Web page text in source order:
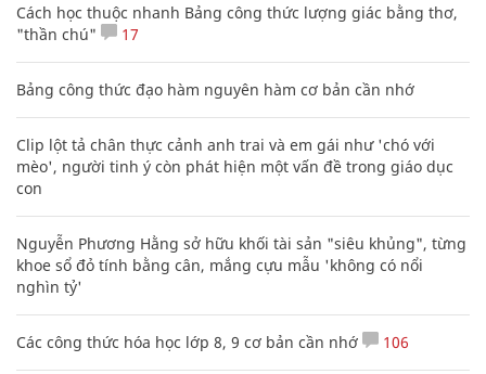
Cách học thuộc nhanh Bảng công thức lượng giác bằng thơ,
"thần chú"
17
Bảng công thức đạo hàm nguyên hàm cơ bản cần nhớ
Clip lột tả chân thực cảnh anh trai và em gái như 'chó với
mèo', người tinh ý còn phát hiện một vấn đề trong giáo dục
con
Nguyễn Phương Hằng sở hữu khối tài sản "siêu khủng", từng
khoe sổ đỏ tính bằng cân, mắng cựu mẫu 'không có nổi
nghìn tỷ'
Các công thức hóa học lớp 8, 9 cơ bản cần nhớ 106